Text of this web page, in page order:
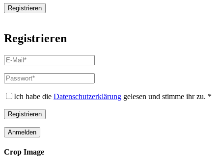
Registrieren
Registrieren
E-
Mail-
Adresse*
Erforderlich
Passwort*
Erforderlich
Ich habe die Datenschutzerklärung gelesen und stimme ihr zu. *
Registrieren
Anmelden
Crop Image